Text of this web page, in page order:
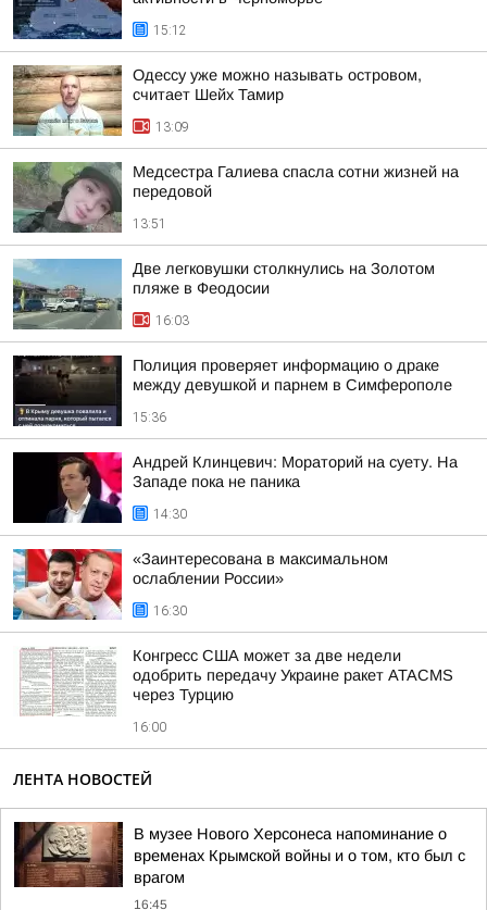
15:12
Одессу уже можно называть островом,
считает Шейх Тамир
13:09
Медсестра Галиева спасла сотни жизней на
передовой
13:51
Две легковушки столкнулись на Золотом
пляже в Феодосии
16:03
Полиция проверяет информацию о драке
между девушкой и парнем в Симферополе
15:36
Андрей Клинцевич: Мораторий на суету. На
Западе пока не паника
14:30
«Заинтересована в максимальном
ослаблении России»
16:30
Конгресс США может за две недели
одобрить передачу Украине ракет ATACMS
через Турцию
16:00
ЛЕНТА НОВОСТЕЙ
В музее Нового Херсонеса напоминание о
временах Крымской войны и о том, кто был с
врагом
16:45